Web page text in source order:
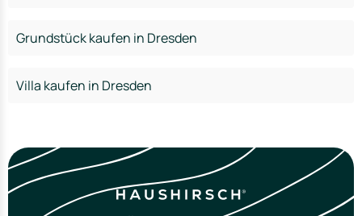
Grundstück kaufen in Dresden
Villa kaufen in Dresden